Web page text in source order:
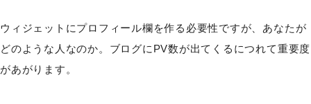
ウィジェットにプロフィール欄を作る必要性ですが、あなたが
どのような人なのか。ブログにPV数が出てくるにつれて重要度
があがります。